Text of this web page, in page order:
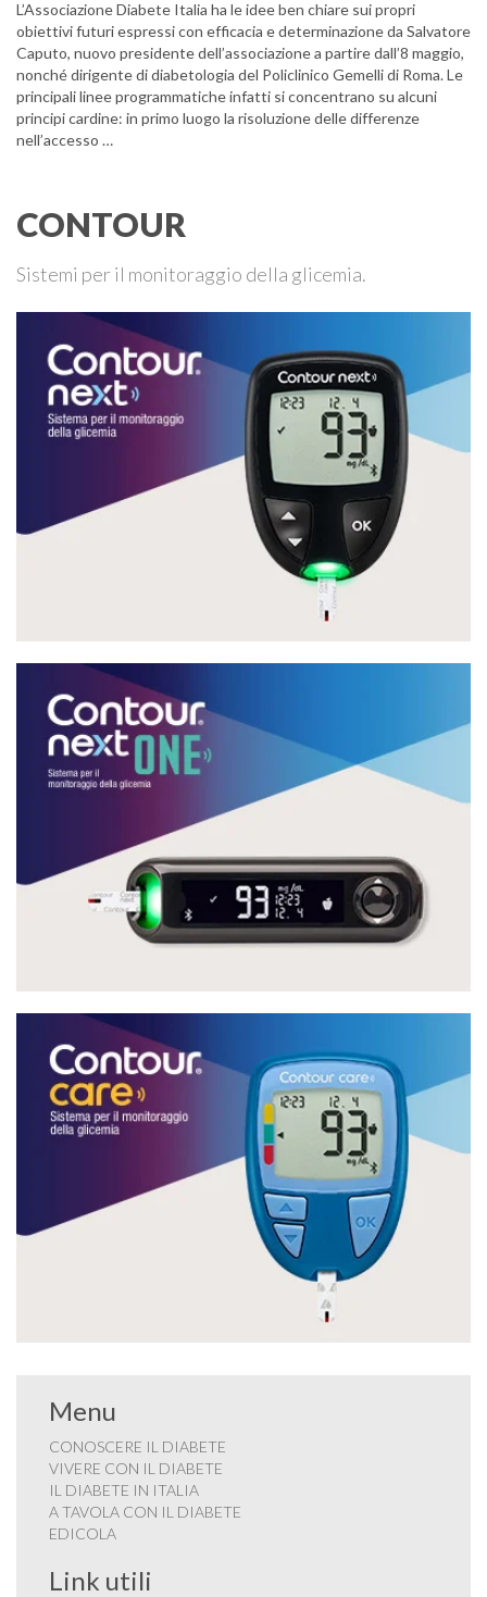
L’Associazione Diabete Italia ha le idee ben chiare sui propri
obiettivi futuri espressi con efficacia e determinazione da Salvatore
Caputo, nuovo presidente dell’associazione a partire dall’8 maggio,
nonché dirigente di diabetologia del Policlinico Gemelli di Roma. Le
principali linee programmatiche infatti si concentrano su alcuni
principi cardine: in primo luogo la risoluzione delle differenze
nell’accesso …
CONTOUR
Sistemi per il monitoraggio della glicemia.
Menu
CONOSCERE IL DIABETE
VIVERE CON IL DIABETE
IL DIABETE IN ITALIA
A TAVOLA CON IL DIABETE
EDICOLA
Link utili